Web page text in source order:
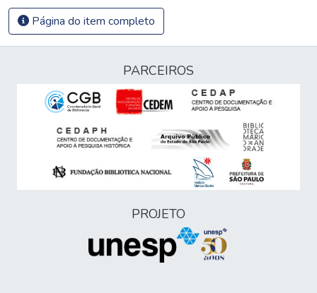
Página do item completo
PARCEIROS
PROJETO